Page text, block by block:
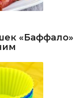
«Баффало»